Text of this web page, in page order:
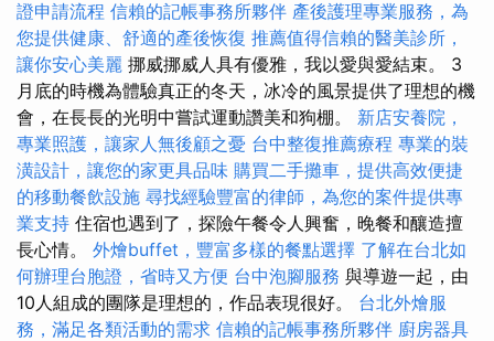
證申請流程 信賴的記帳事務所夥伴 產後護理專業服務，為
您提供健康、舒適的產後恢復 推薦值得信賴的醫美診所，
讓你安心美麗 挪威挪威人具有優雅，我以愛與愛結束。 3
月底的時機為體驗真正的冬天，冰冷的風景提供了理想的機
會，在長長的光明中嘗試運動讚美和狗棚。 新店安養院，
專業照護，讓家人無後顧之憂 台中整復推薦療程 專業的裝
潢設計，讓您的家更具品味 購買二手攤車，提供高效便捷
的移動餐飲設施 尋找經驗豐富的律師，為您的案件提供專
業支持 住宿也遇到了，探險午餐令人興奮，晚餐和釀造擅
長心情。 外燴buffet，豐富多樣的餐點選擇 了解在台北如
何辦理台胞證，省時又方便 台中泡腳服務 與導遊一起，由
10人組成的團隊是理想的，作品表現很好。 台北外燴服
務，滿足各類活動的需求 信賴的記帳事務所夥伴 廚房器具